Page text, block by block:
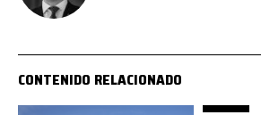
CONTENIDO RELACIONADO